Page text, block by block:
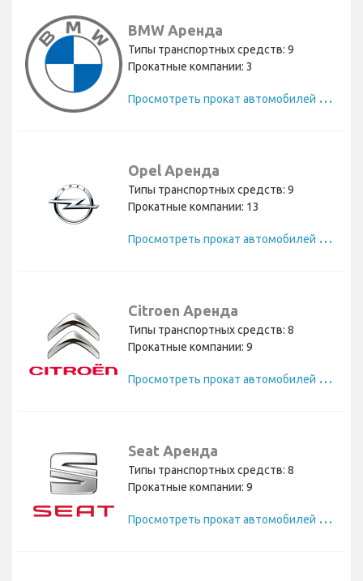
BMW Аренда
Типы транспортных средств: 9
Прокатные компании: 3
П
росмотреть прокат автомобилей BMW
Opel Аренда
Типы транспортных средств: 9
Прокатные компании: 13
П
росмотреть прокат автомобилей Opel
Citroen Аренда
Типы транспортных средств: 8
Прокатные компании: 9
П
росмотреть прокат автомобилей Citroen
Seat Аренда
Типы транспортных средств: 8
Прокатные компании: 9
П
росмотреть прокат автомобилей Seat